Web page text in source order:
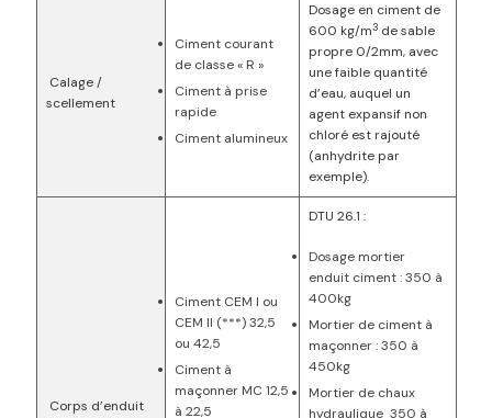
Calage /
scellement
Ciment courant
de classe « R »
Ciment à prise
rapide
Ciment alumineux
Dosage en ciment de
600 kg/m3 de sable
propre 0/2mm, avec
une faible quantité
d’eau, auquel un
agent expansif non
chloré est rajouté
(anhydrite par
exemple).
Corps d’enduit
Ciment CEM I ou
CEM II (***) 32,5
ou 42,5
Ciment à
maçonner MC 12,5
à 22,5
DTU 26.1 :
Dosage mortier
enduit ciment : 350 à
400kg
Mortier de ciment à
maçonner : 350 à
450kg
Mortier de chaux
hydraulique 350 à